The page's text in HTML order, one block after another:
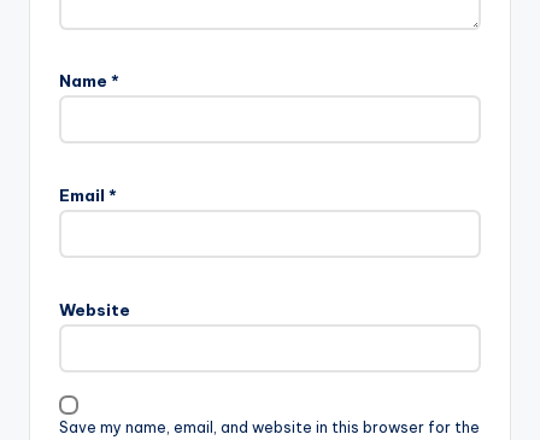
Name *
Email *
Website
Save my name, email, and website in this browser for the